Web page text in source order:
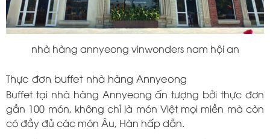
nhà hàng annyeong vinwonders nam hội an
Thực đơn buffet nhà hàng Annyeong
Buffet tại nhà hàng Annyeong ấn tượng bởi thực đơn
gần 100 món, không chỉ là món Việt mọi miền mà còn
có đầy đủ các món Âu, Hàn hấp dẫn.